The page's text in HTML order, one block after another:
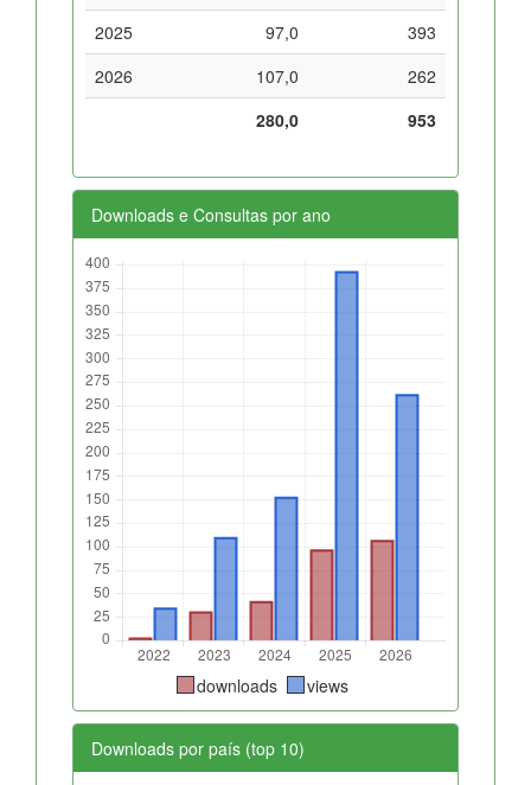
2025
97,0
393
2026
107,0
262
280,0
953
Downloads e Consultas por ano
downloads views
Downloads por país (top 10)